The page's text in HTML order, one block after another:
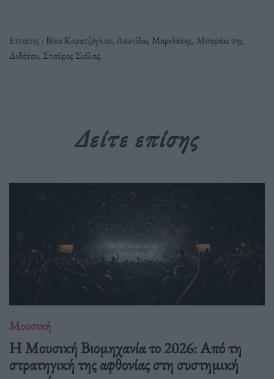
Ετικέτες : Βίκυ Καρατζόγλου,Λεωνίδας Μαριδάκης, Μπαράκι της
Διδότου, Σταύρος Σιόλας.
Δείτε επίσης
Μουσική
Η Μουσική Βιομηχανία το 2026: Από τη
στρατηγική της αφθονίας στη συστημική